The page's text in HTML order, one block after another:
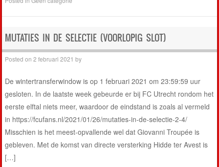
MUTATIES IN DE SELECTIE (VOORLOPIG SLOT)
Posted on2 februari 2021 by
De wintertransferwindow is op 1 februari 2021 om 23:59:59 uur
gesloten. In de laatste week gebeurde er bij FC Utrecht rondom het
eerste elftal niets meer, waardoor de eindstand is zoals al vermeld
in https://fcufans.nl/2021/01/26/mutaties-in-de-selectie-2-4/
Misschien is het meest-opvallende wel dat Giovanni Troupée is
gebleven. Met de komst van directe versterking Hidde ter Avest is
[…]